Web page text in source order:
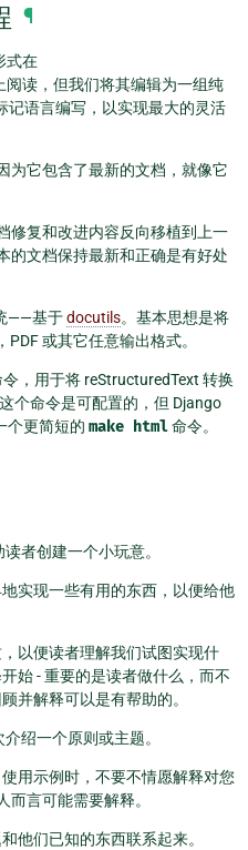
¶
式在
阅读，但我们将其编辑为一组纯
记语言编写，以实现最大的灵活
为它包含了最新的文档，就像它
修复和改进内容反向移植到上一
的文档保持最新和正确是有好处
——基于docutils。基本思想是将
或其它任意输出格式。
令，用于将 reStructuredText 转换
个命令是可配置的，但 Django
个更简短的 make html命令。
者创建一个小玩意。
实现一些有用的东西，以便给他
以便读者理解我们试图实现什
始 - 重要的是读者做什么，而不
并解释可以是有帮助的。
绍一个原则或主题。
用示例时，不要不情愿解释对您
言可能需要解释。
他们已知的东西联系起来。